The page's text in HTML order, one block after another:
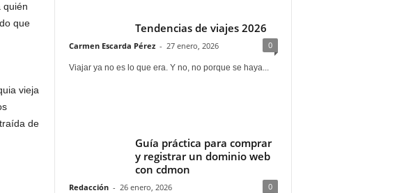
quién
que
vieja
de
Tendencias de viajes 2026
Carmen Escarda Pérez - 27 enero, 2026 0
Viajar ya no es lo que era. Y no, no porque se haya...
Guía práctica para comprar
y registrar un dominio web
con cdmon
Redacción - 26 enero, 2026 0